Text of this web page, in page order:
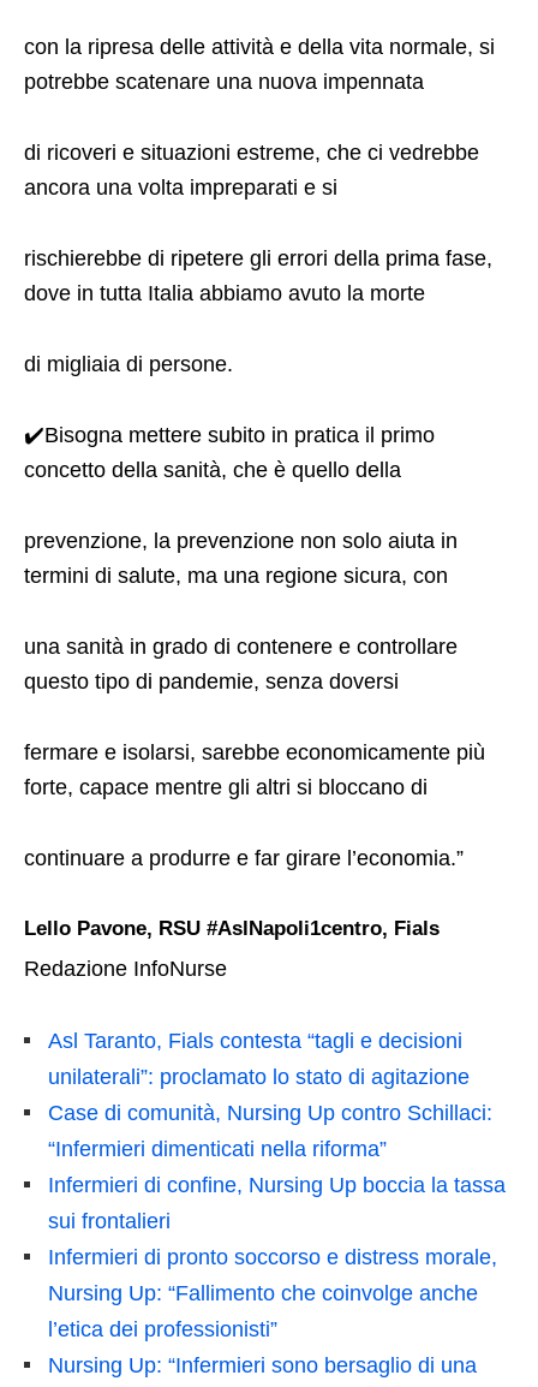
con la ripresa delle attività e della vita normale, si
potrebbe scatenare una nuova impennata
di ricoveri e situazioni estreme, che ci vedrebbe
ancora una volta impreparati e si
rischierebbe di ripetere gli errori della prima fase,
dove in tutta Italia abbiamo avuto la morte
di migliaia di persone.
✔️Bisogna mettere subito in pratica il primo
concetto della sanità, che è quello della
prevenzione, la prevenzione non solo aiuta in
termini di salute, ma una regione sicura, con
una sanità in grado di contenere e controllare
questo tipo di pandemie, senza doversi
fermare e isolarsi, sarebbe economicamente più
forte, capace mentre gli altri si bloccano di
continuare a produrre e far girare l’economia.”
Lello Pavone, RSU #AslNapoli1centro, Fials
Redazione InfoNurse
Asl Taranto, Fials contesta “tagli e decisioni
unilaterali”: proclamato lo stato di agitazione
Case di comunità, Nursing Up contro Schillaci:
“Infermieri dimenticati nella riforma”
Infermieri di confine, Nursing Up boccia la tassa
sui frontalieri
Infermieri di pronto soccorso e distress morale,
Nursing Up: “Fallimento che coinvolge anche
l’etica dei professionisti”
Nursing Up: “Infermieri sono bersaglio di una